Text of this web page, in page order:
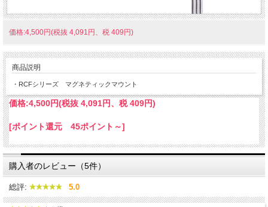
価格:4,500円(税抜 4,091円、税 409円)
商品説明
・RCFシリーズ マグネティックマウント
価格:4,500円(税抜 4,091円、税 409円)
[ポイント還元 45ポイント～]
購入者のレビュー（5件）
総評: 5.0